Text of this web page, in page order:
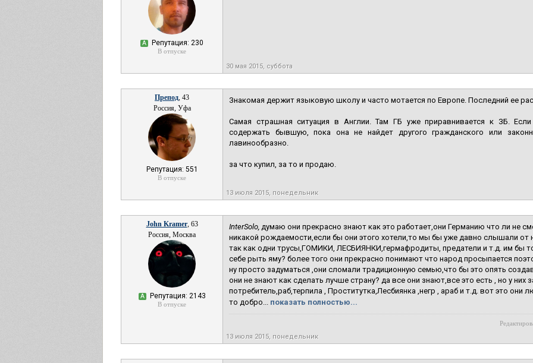
А Репутация: 230
В отпуске
30 мая 2015, суббота
Препод, 43
Россия, Уфа
Репутация: 551
В отпуске
Знакомая держит языковую школу и часто мотается по Европе. Последний ее
Самая страшная ситуация в Англии. Там ГБ уже приравнивается к ЗБ.
содержать бывшую, пока она не найдет другого гражданского или
лавинообразно.
за что купил, за то и продаю.
13 июля 2015, понедельник
John Kramer, 63
Россия, Москва
А Репутация: 2143
В отпуске
InterSolo, думаю они прекрасно знают как это работает,они Германию что ли не
никакой рождаемости,если бы они этого хотели,то мы бы уже давно слышали от
так как одни трусы,ГОМИКИ, ЛЕСБИЯНКИ,гермафродиты, предатели и т.д. им бы
себе рыть яму? более того они прекрасно понимают что народ просыпается
ну просто задуматься ,они сломали традиционную семью,что бы это опять
они не знают как сделать лучше страну? да все они знают,все это есть , но у них
потребитель,раб,терпила , Проститутка,Лесбиянка ,негр , араб и т.д. вот это они
то добро... показать полностью...
13 июля 2015, понедельник